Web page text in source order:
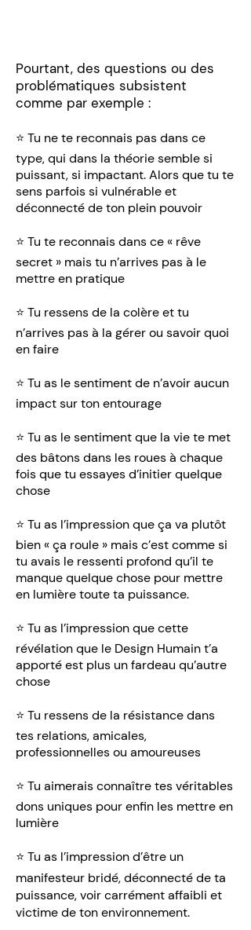
Pourtant, des questions ou des
problématiques subsistent
comme par exemple :
⭐️ Tu ne te reconnais pas dans ce
type, qui dans la théorie semble si
puissant, si impactant. Alors que tu te
sens parfois si vulnérable et
déconnecté de ton plein pouvoir
⭐️ Tu te reconnais dans ce « rêve
secret » mais tu n’arrives pas à le
mettre en pratique
⭐️ Tu ressens de la colère et tu
n’arrives pas à la gérer ou savoir quoi
en faire
⭐️ Tu as le sentiment de n’avoir aucun
impact sur ton entourage
⭐️ Tu as le sentiment que la vie te met
des bâtons dans les roues à chaque
fois que tu essayes d’initier quelque
chose
⭐️ Tu as l’impression que ça va plutôt
bien « ça roule » mais c’est comme si
tu avais le ressenti profond qu’il te
manque quelque chose pour mettre
en lumière toute ta puissance.
⭐️ Tu as l’impression que cette
révélation que le Design Humain t’a
apporté est plus un fardeau qu’autre
chose
⭐️ Tu ressens de la résistance dans
tes relations, amicales,
professionnelles ou amoureuses
⭐️ Tu aimerais connaître tes véritables
dons uniques pour enfin les mettre en
lumière
⭐️ Tu as l’impression d’être un
manifesteur bridé, déconnecté de ta
puissance, voir carrément affaibli et
victime de ton environnement.